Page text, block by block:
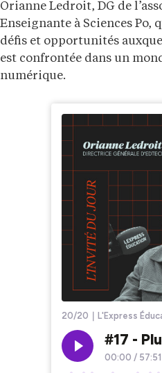
Orianne Ledroit, DG de
Enseignante à Sciences Po,
défis et opportunités
est confrontée dans un
numérique.